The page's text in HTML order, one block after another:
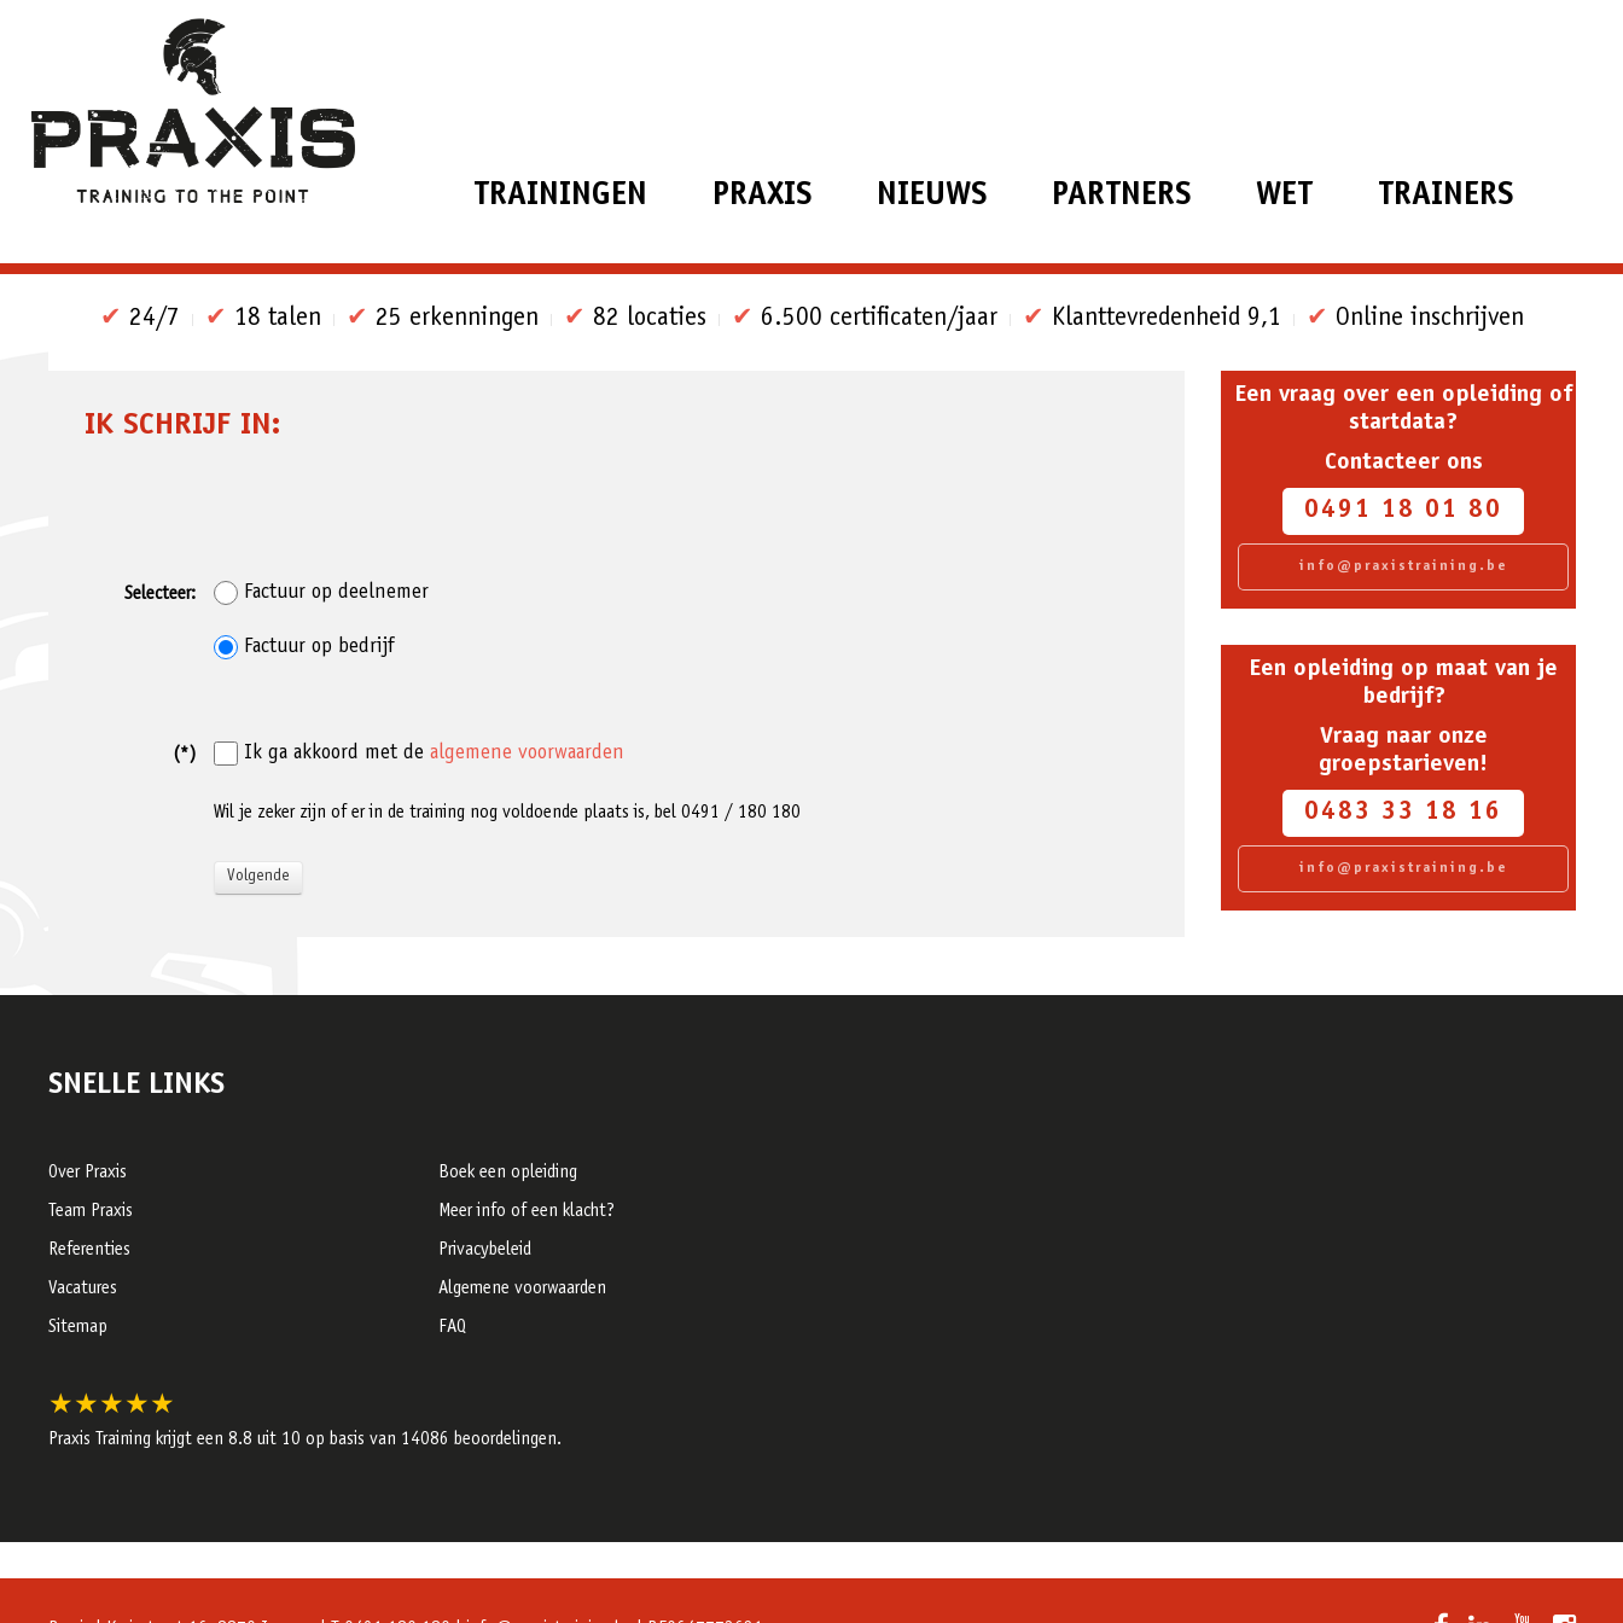
TRAININGEN PRAXIS NIEUWS PARTNERS WET TRAINERS
✔ 24/7 ✔ 18 talen ✔ 25 erkenningen ✔ 82 locaties ✔ 6.500 certificaten/jaar ✔ Klanttevredenheid 9,1 ✔ Online inschrijven
IK SCHRIJF IN:
Selecteer: Factuur op deelnemer
Factuur op bedrijf
(*) Ik ga akkoord met de algemene voorwaarden
Wil je zeker zijn of er in de training nog voldoende plaats is, bel 0491 / 180 180
Een vraag over een opleiding of
startdata?
Contacteer ons
0491 18 01 80
info@praxistraining.be
Een opleiding op maat van je
bedrijf?
Vraag naar onze
groepstarieven!
0483 33 18 16
info@praxistraining.be
SNELLE LINKS
Over Praxis
Team Praxis
Referenties
Vacatures
Sitemap
Boek een opleiding
Meer info of een klacht?
Privacybeleid
Algemene voorwaarden
FAQ
★★★★★
Praxis Training krijgt een 8.8 uit 10 op basis van 14086 beoordelingen.